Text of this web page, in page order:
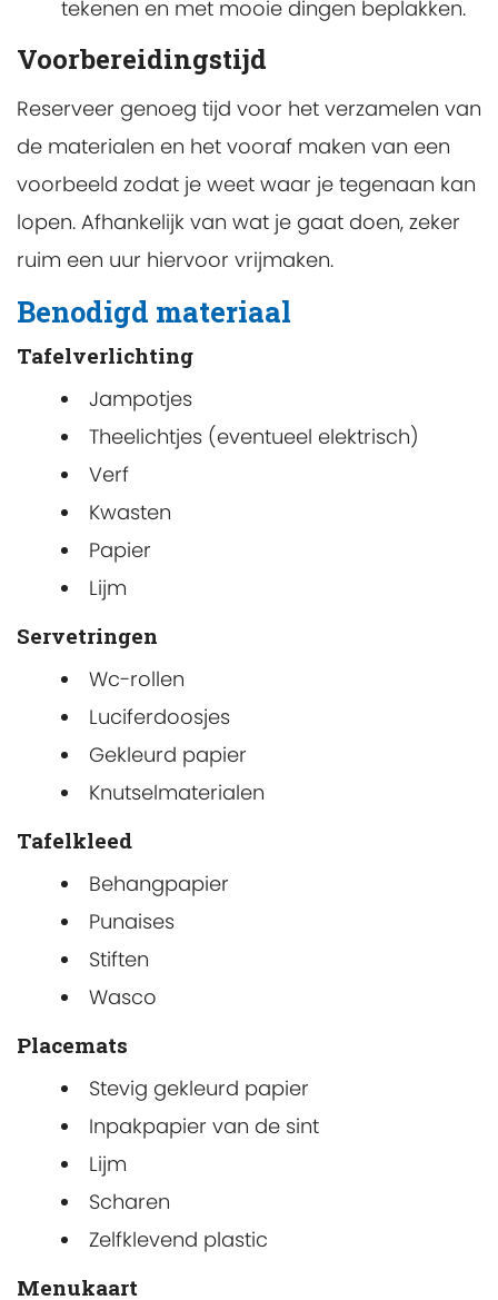
tekenen en met mooie dingen beplakken.
Voorbereidingstijd
Reserveer genoeg tijd voor het verzamelen van
de materialen en het vooraf maken van een
voorbeeld zodat je weet waar je tegenaan kan
lopen. Afhankelijk van wat je gaat doen, zeker
ruim een uur hiervoor vrijmaken.
Benodigd materiaal
Tafelverlichting
Jampotjes
Theelichtjes (eventueel elektrisch)
Verf
Kwasten
Papier
Lijm
Servetringen
Wc-rollen
Luciferdoosjes
Gekleurd papier
Knutselmaterialen
Tafelkleed
Behangpapier
Punaises
Stiften
Wasco
Placemats
Stevig gekleurd papier
Inpakpapier van de sint
Lijm
Scharen
Zelfklevend plastic
Menukaart